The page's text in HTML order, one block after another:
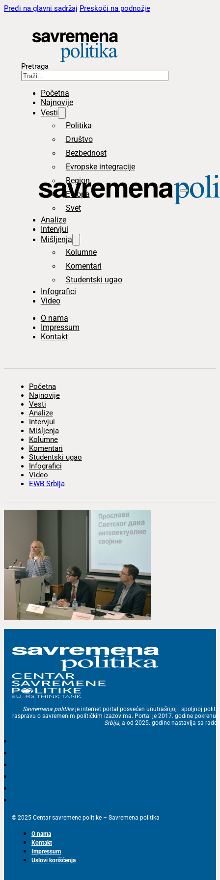
Pređi na glavni sadržaj Preskoči na podnožje
Pretraga
Početna
Najnovije
Vesti
Politika
Društvo
Bezbednost
Evropske integracije
Region
Evropa
Svet
Analize
Intervjui
Mišljenja
Kolumne
Komentari
Studentski ugao
Infografici
Video
O nama
Impressum
Kontakt
Početna
Najnovije
Vesti
Analize
Intervjui
Mišljenja
Kolumne
Komentari
Studentski ugao
Infografici
Video
EWB Srbija
Savremena politika je internet portal posvećen unutrašnjoj i spoljnoj
raspravu o savremenim političkim izazovima. Portal je 2017. godine
Srbija, a od 2025. godine nastavlja sa
© 2025 Centar savremene politike – Savremena politika
O nama
Kontakt
Impressum
Uslovi korišćenja